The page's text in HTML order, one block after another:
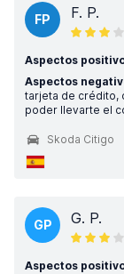
FP F. P.
Aspectos
Aspectos
tarjeta de crédito,
poder llevarte el
Skoda Citigo
GP G. P.
Aspectos